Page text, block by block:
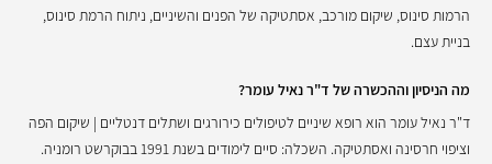
הרמות סינוס, שיקום מורכב, אסתטיקה של הפנים והשיניים, ניתוח הרמת סינוס,
בניית עצם.
מה הניסיון וההכשרה של ד"ר נאיל עומר?
ד"ר נאיל עומר הוא רופא שיניים לטיפולים כירורגים ושתלים דנטליים | שיקום הפה
וציפוי חרסינה ואסתטיקה. השכלה: סיים לימודים בשנת 1991 בבוקרשט רומניה.